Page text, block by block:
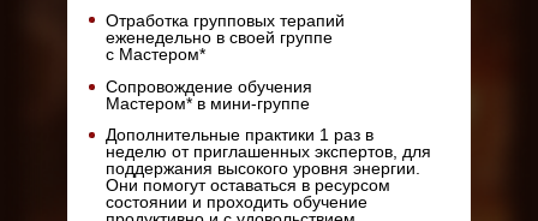
Отработка групповых терапий
еженедельно в своей группе
с Мастером*
Сопровождение обучения
Мастером* в мини-группе
Дополнительные практики 1 раз в
неделю от приглашенных экспертов, для
поддержания высокого уровня энергии.
Они помогут оставаться в ресурсом
состоянии и проходить обучение